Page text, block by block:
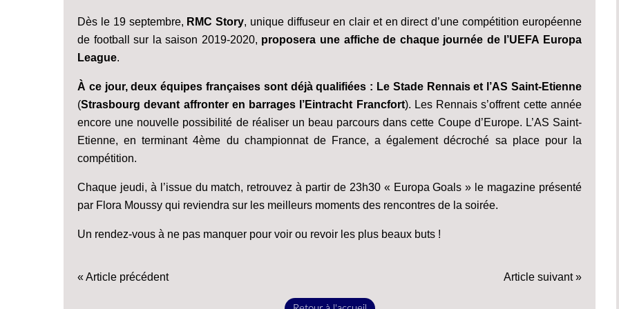
Dès le 19 septembre, RMC Story, unique diffuseur en clair et en direct d’une compétition européenne
de football sur la saison 2019-2020, proposera une affiche de chaque journée de l’UEFA Europa
League.
À ce jour, deux équipes françaises sont déjà qualifiées : Le Stade Rennais et l’AS Saint-Etienne
(Strasbourg devant affronter en barrages l’Eintracht Francfort). Les Rennais s’offrent cette année
encore une nouvelle possibilité de réaliser un beau parcours dans cette Coupe d’Europe. L’AS Saint-
Etienne, en terminant 4ème du championnat de France, a également décroché sa place pour la
compétition.
Chaque jeudi, à l’issue du match, retrouvez à partir de 23h30 « Europa Goals » le magazine présenté
par Flora Moussy qui reviendra sur les meilleurs moments des rencontres de la soirée.
Un rendez-vous à ne pas manquer pour voir ou revoir les plus beaux buts !
« Article précédent Article suivant »